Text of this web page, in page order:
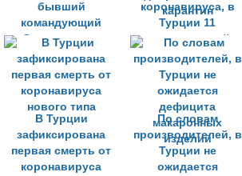
бывший
командующий
Сухопутными
войсками
коронавируса, в
Турции 11
законодателей
поместили себя в
добровольный
карантин
В Турции
зафиксирована
первая смерть от
коронавируса
По словам
производителей, в
Турции не
ожидается